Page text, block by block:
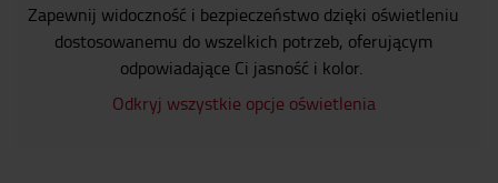
Zapewnij widoczność i bezpieczeństwo dzięki oświetleniu
dostosowanemu do wszelkich potrzeb, oferującym
odpowiadające Ci jasność i kolor.
Odkryj wszystkie opcje oświetlenia